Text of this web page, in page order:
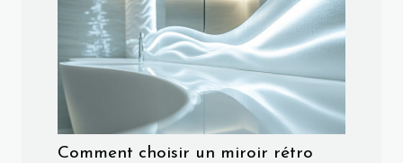
Comment choisir un miroir rétro